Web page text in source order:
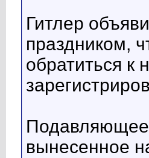
Гитлер
праздником,
обратиться к
Подавляющее
вынесенное